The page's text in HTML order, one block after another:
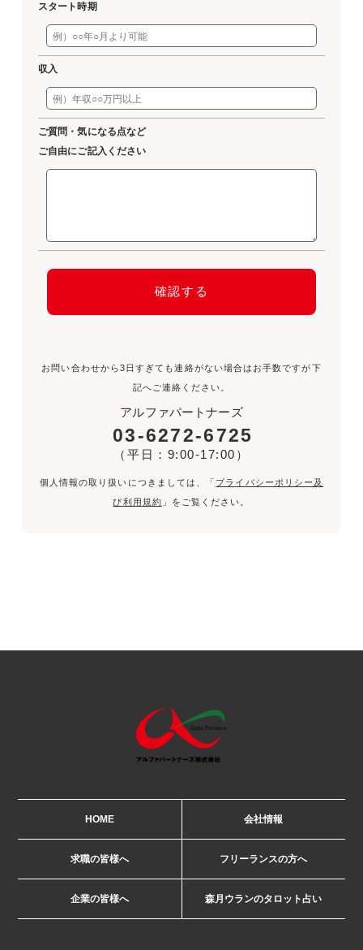
スタート時期
収入
ご質問・気になる点など
ご自由にご記入ください
お問い合わせから3日すぎても連絡がない場合はお手数ですが下
記へご連絡ください。
アルファパートナーズ
03-6272-6725
（平日：9:00-17:00）
個人情報の取り扱いにつきましては、「 プライバシーポリシー及
び利用規約 」をご覧ください。
HOME 会社情報
求職の皆様へ フリーランスの方へ
企業の皆様へ 森月ウランのタロット占い